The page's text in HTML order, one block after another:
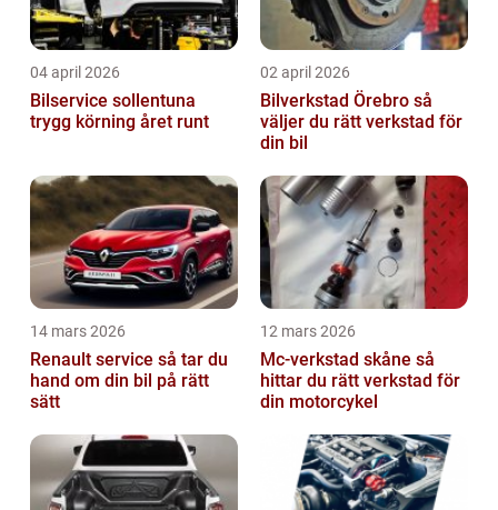
04 april 2026
Bilservice sollentuna
trygg körning året runt
02 april 2026
Bilverkstad Örebro så
väljer du rätt verkstad för
din bil
14 mars 2026
Renault service så tar du
hand om din bil på rätt
sätt
12 mars 2026
Mc-verkstad skåne så
hittar du rätt verkstad för
din motorcykel